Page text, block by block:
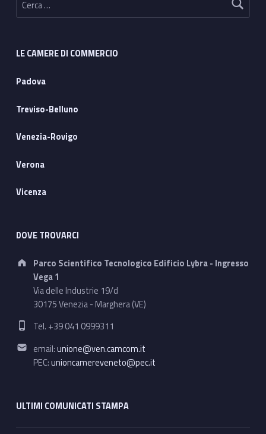
LE CAMERE DI COMMERCIO
Padova
Treviso-Belluno
Venezia-Rovigo
Verona
Vicenza
DOVE TROVARCI
Address:
Parco Scientifico Tecnologico Edificio Lybra - Ingresso
Vega 1
Via delle Industrie 19/d
30175 Venezia - Marghera (VE)
Phone number:
Tel. +39 041 0999311
Email address:
email:unione@ven.camcom.it
PEC:unioncamereveneto@pec.it
ULTIMI COMUNICATI STAMPA